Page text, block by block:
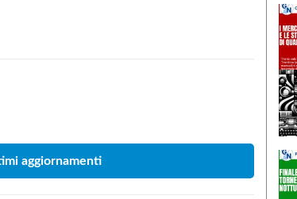
aggiornamenti